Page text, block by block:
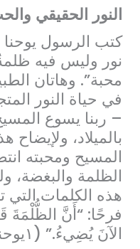
النور الحقيقي
كتب الرسول يوحنا
نور وليس فيه ظلمةٌ
محبة”. وهاتان
في حياة النور
– ربنا يسوع
بالميلاد، ولإيضاح
المسيح ومحبته
الظلمة والبغضة،
هذه الكلمات التي
فرحًا: “أَنَّ الظُّلْمَةَ
الآنَ يُضِيءُ.” (١يوحنا 8:2)